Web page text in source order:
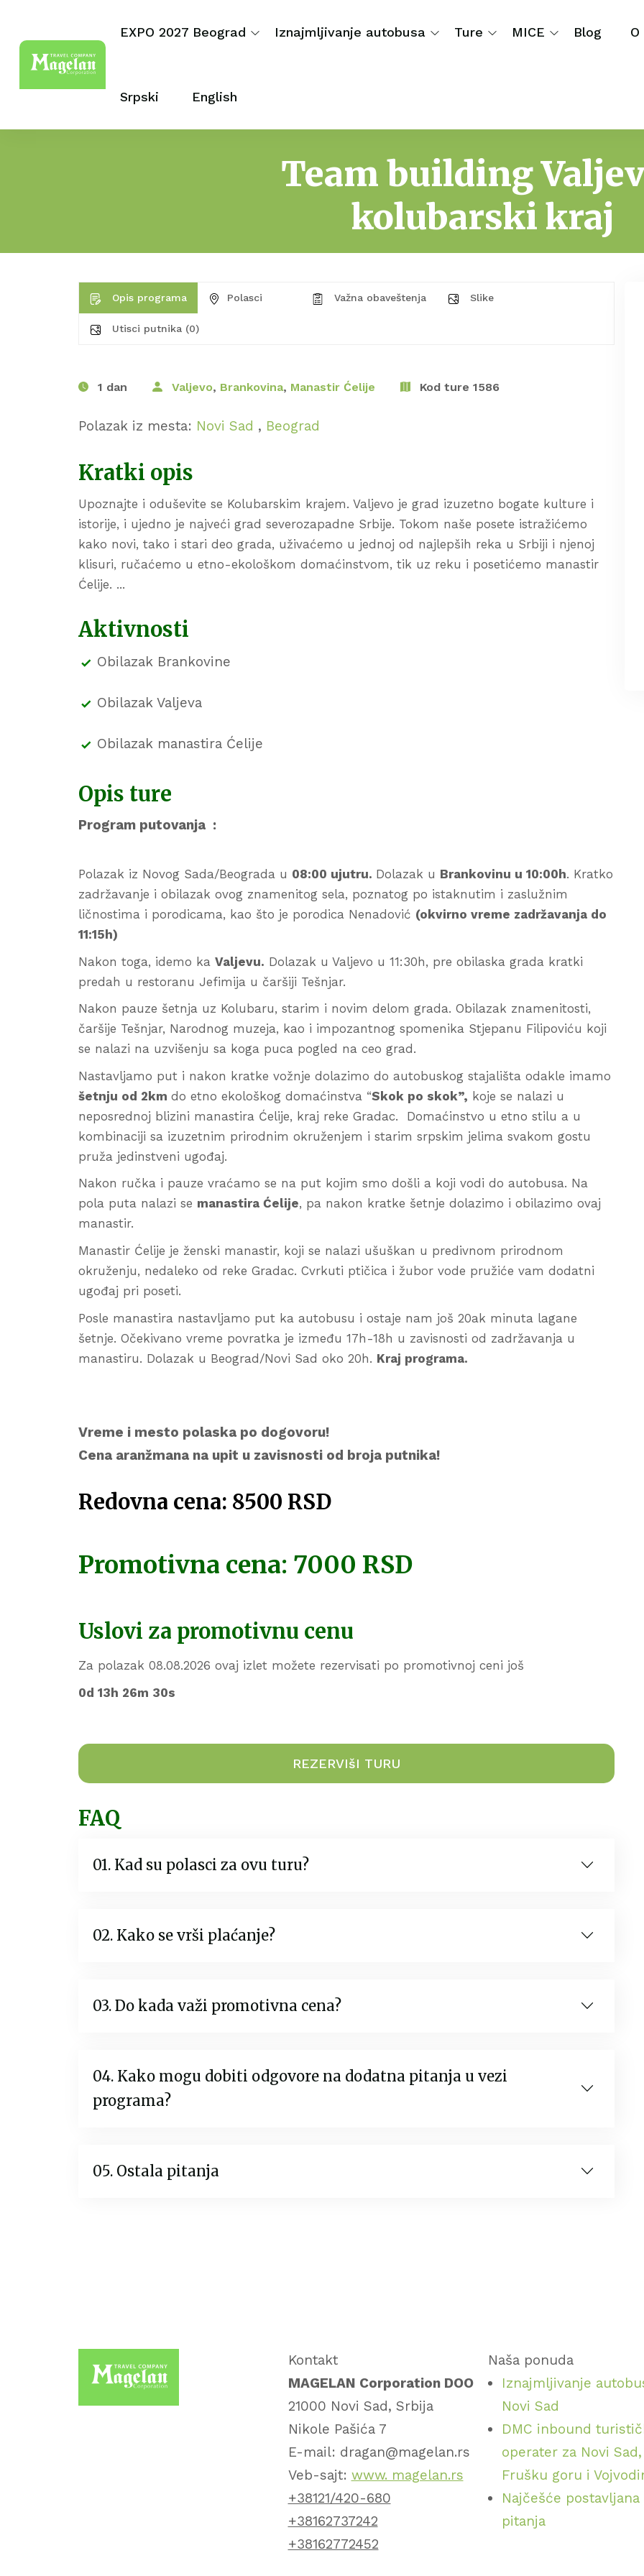
EXPO 2027 Beograd Iznajmljivanje autobusa Ture MICE Blog
Srpski English
Team building
kolubarski kraj
Opis programa Polasci Važna obaveštenja Slike
Utisci putnika (0)
1 dan Valjevo, Brankovina, Manastir Ćelije Kod ture 1586
Polazak iz mesta: Novi Sad , Beograd
Kratki opis
Upoznajte i oduševite se Kolubarskim krajem. Valjevo je grad izuzetno bogate kulture i
istorije, i ujedno je najveći grad severozapadne Srbije. Tokom naše posete istražićemo
kako novi, tako i stari deo grada, uživaćemo u jednoj od najlepših reka u Srbiji i njenoj
klisuri, ručaćemo u etno-ekološkom domaćinstvom, tik uz reku i posetićemo manastir
Ćelije. ...
Aktivnosti
Obilazak Brankovine
Obilazak Valjeva
Obilazak manastira Ćelije
Opis ture
Program putovanja :
Polazak iz Novog Sada/Beograda u 08:00 ujutru. Dolazak u Brankovinu u 10:00h. Kratko
zadržavanje i obilazak ovog znamenitog sela, poznatog po istaknutim i zaslužnim
ličnostima i porodicama, kao što je porodica Nenadović (okvirno vreme zadržavanja do
11:15h)
Nakon toga, idemo kaValjevu. Dolazak u Valjevo u 11:30h, pre obilaska grada kratki
predah u restoranu Jefimija u čaršiji Tešnjar.
Nakon pauze šetnja uz Kolubaru, starim i novim delom grada. Obilazak znamenitosti,
čaršije Tešnjar, Narodnog muzeja, kao i impozantnog spomenika Stjepanu Filipoviću koji
se nalazi na uzvišenju sa koga puca pogled na ceo grad.
Nastavljamo put i nakon kratke vožnje dolazimo do autobuskog stajališta odakle imamo
šetnju od 2kmdo etno ekološkog domaćinstva “Skok po skok”, koje se nalazi u
neposrednoj blizini manastira Ćelije, kraj reke Gradac. Domaćinstvo u etno stilu a u
kombinaciji sa izuzetnim prirodnim okruženjem i starim srpskim jelima svakom gostu
pruža jedinstveni ugođaj.
Nakon ručka i pauze vraćamo se na put kojim smo došli a koji vodi do autobusa. Na
pola puta nalazi se manastira Ćelije, pa nakon kratke šetnje dolazimo i obilazimo ovaj
manastir.
Manastir Ćelije je ženski manastir, koji se nalazi ušuškan u predivnom prirodnom
okruženju, nedaleko od reke Gradac. Cvrkuti ptičica i žubor vode pružiće vam dodatni
ugođaj pri poseti.
Posle manastira nastavljamo put ka autobusu i ostaje nam još 20ak minuta lagane
šetnje. Očekivano vreme povratka je između 17h-18h u zavisnosti od zadržavanja u
manastiru. Dolazak u Beograd/Novi Sad oko 20h. Kraj programa.
Vreme i mesto polaska po dogovoru!
Cena aranžmana na upit u zavisnosti od broja putnika!
Redovna cena: 8500 RSD
Promotivna cena: 7000 RSD
Uslovi za promotivnu cenu
Za polazak 08.08.2026 ovaj izlet možete rezervisati po promotivnoj ceni još
0d 13h 26m 29s
REZERVIšI TURU
FAQ
01. Kad su polasci za ovu turu?
02. Kako se vrši plaćanje?
03. Do kada važi promotivna cena?
04. Kako mogu dobiti odgovore na dodatna pitanja u vezi
programa?
05. Ostala pitanja
Kontakt
MAGELAN Corporation DOO
21000 Novi Sad, Srbija
Nikole Pašića 7
E-mail: dragan@magelan.rs
Veb-sajt: www. magelan.rs
+38121/420-680
+38162737242
+38162772452
Naša ponuda
Iznajmljivanje
Novi Sad
DMC inbound
operater za Novi Sad,
Frušku goru i
Najčešće postavljana
pitanja